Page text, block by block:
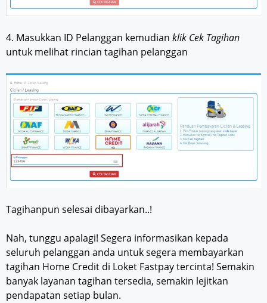
4. Masukkan ID Pelanggan kemudian klik Cek Tagihan
untuk melihat rincian tagihan pelanggan
Tagihanpun selesai dibayarkan..!
Nah, tunggu apalagi! Segera informasikan kepada
seluruh pelanggan anda untuk segera membayarkan
tagihan Home Credit di Loket Fastpay tercinta! Semakin
banyak layanan tagihan tersedia, semakin lejitkan
pendapatan setiap bulan.